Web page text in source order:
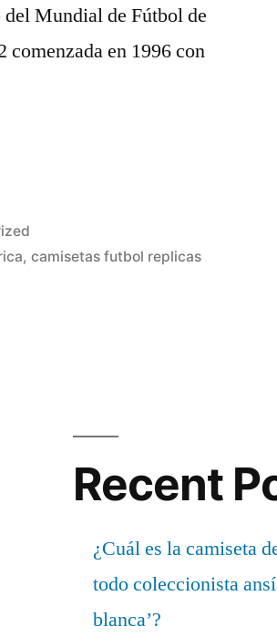
Mundial de Fútbol de
comenzada en 1996 con
,camisetas futbol replicas
Recent
¿Cuál es la camiseta
todo coleccionista
blanca’?